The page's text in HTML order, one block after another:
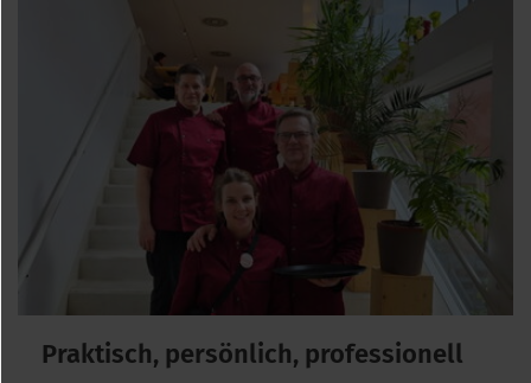
Praktisch, persönlich, professionell